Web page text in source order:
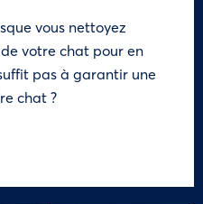
vous nettoyez
votre chat pour en
pas à garantir une
chat ?